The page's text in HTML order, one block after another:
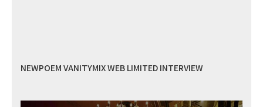
NEWPOEM VANITYMIX WEB LIMITED INTERVIEW